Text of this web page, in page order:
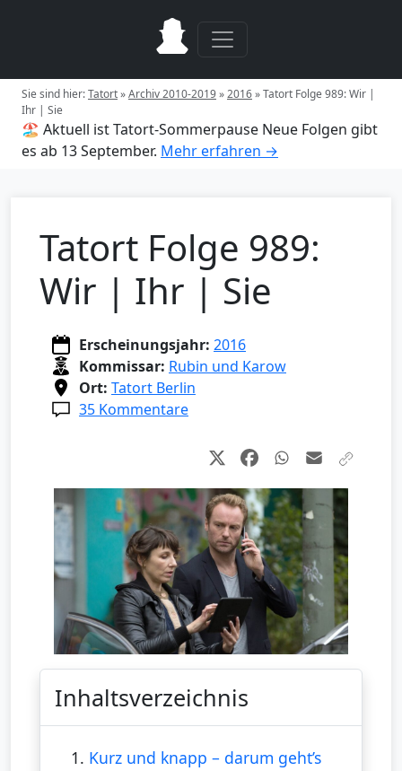
Sie sind hier:Tatort»Archiv 2010-2019»2016»Tatort Folge 989: Wir |
Ihr | Sie
🏖️ Aktuell ist Tatort-Sommerpause Neue Folgen gibt
es ab 13 September. Mehr erfahren →
Tatort Folge 989:
Wir | Ihr | Sie
Erscheinungsjahr: 2016
Kommissar: Rubin und Karow
Ort: Tatort Berlin
35 Kommentare
Inhaltsverzeichnis
1. Kurz und knapp – darum geht’s